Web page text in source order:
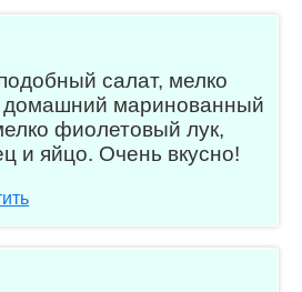
салат, мелко
домашний маринованный
фиолетовый лук,
и яйцо. Очень вкусно!